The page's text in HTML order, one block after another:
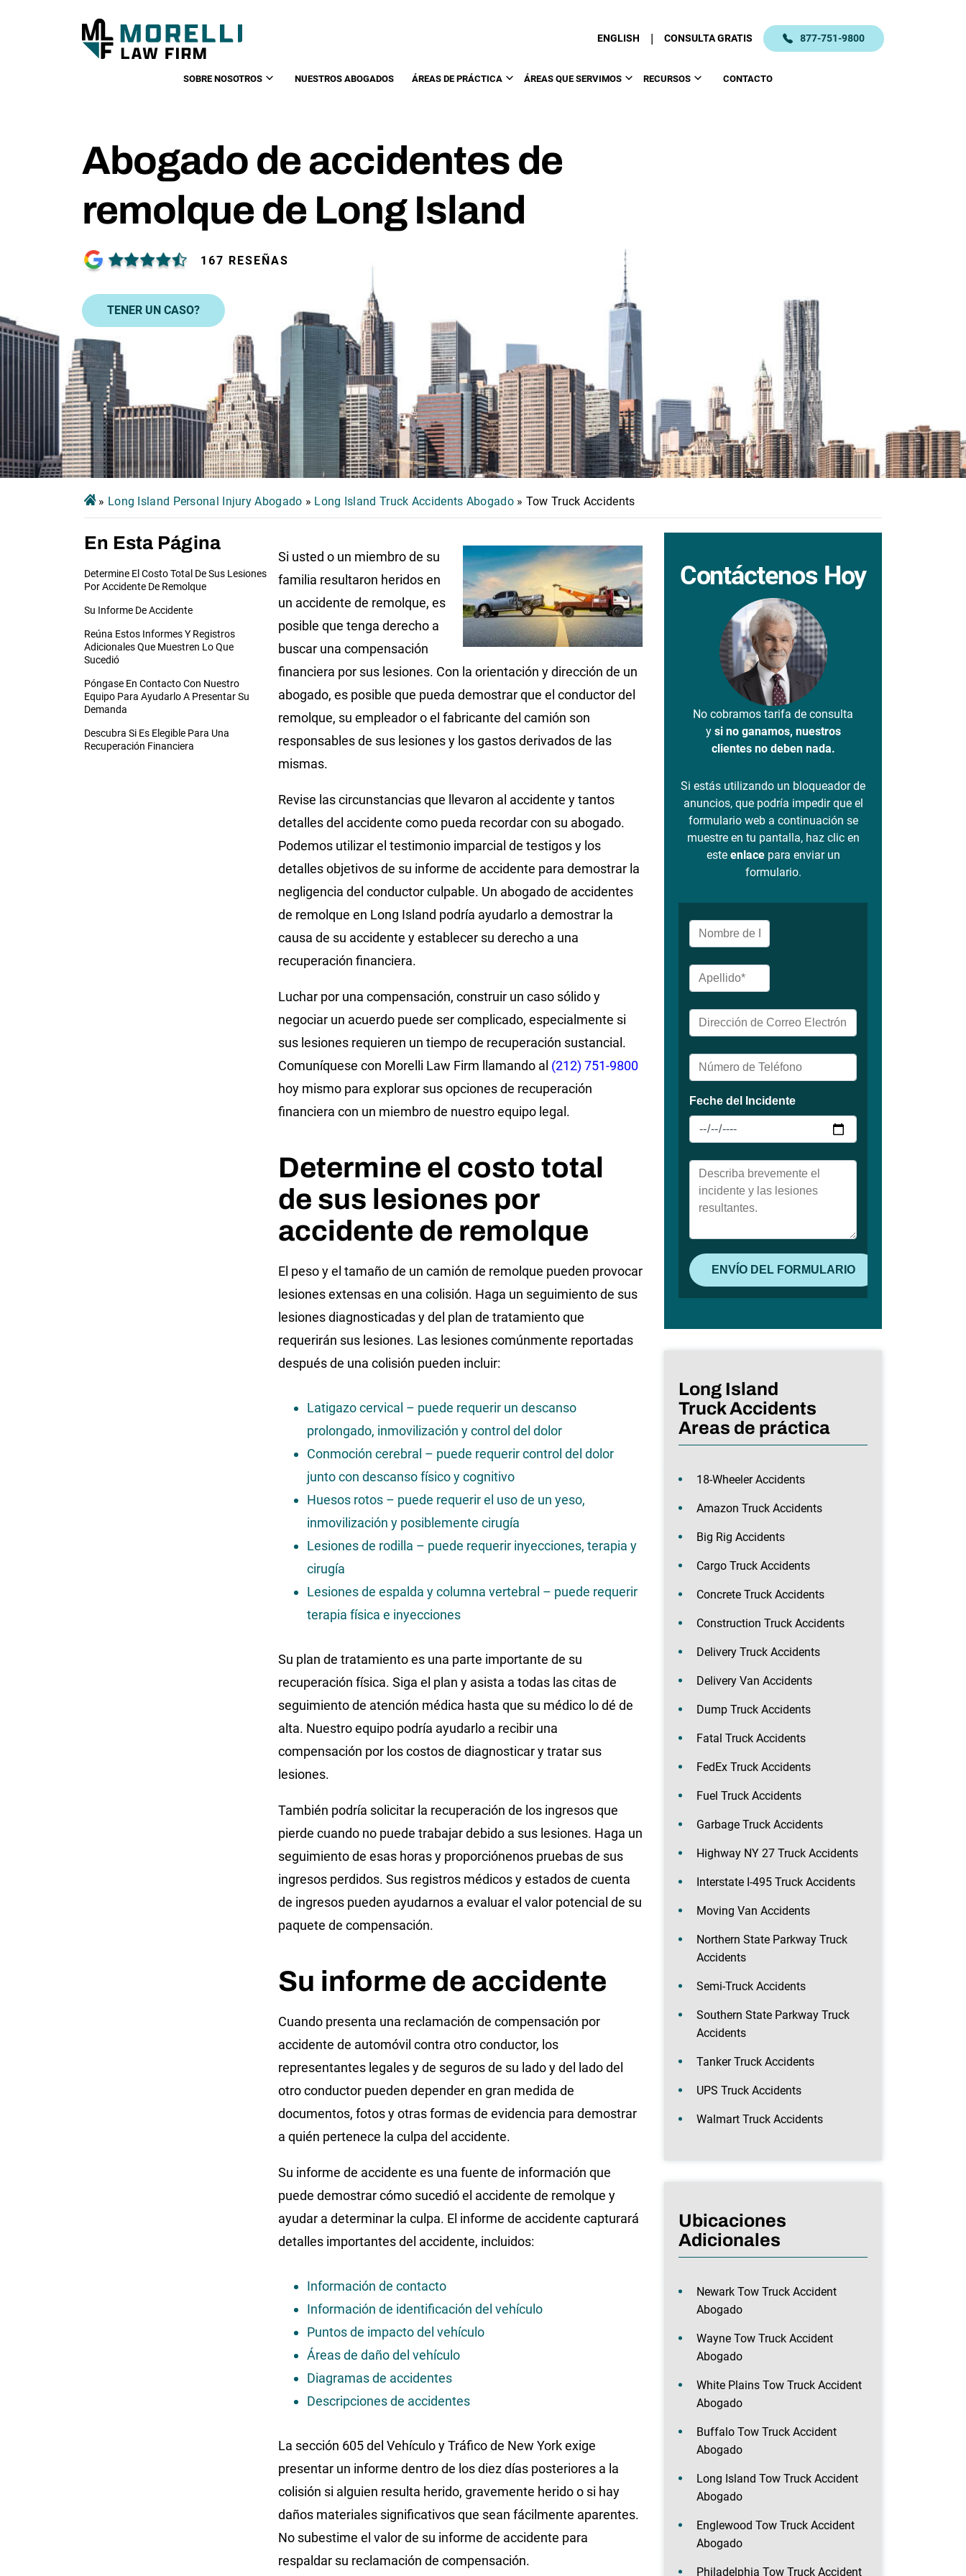
ENGLISH | CONSULTA GRATIS 877-751-9800
SOBRE NOSOTROS NUESTROS ABOGADOS ÁREAS DE PRÁCTICA ÁREAS QUE SERVIMOS RECURSOS CONTACTO
Abogado de accidentes de
remolque de Long Island
167 RESEÑAS
TENER UN CASO?
» Long Island Personal Injury Abogado » Long Island Truck Accidents Abogado» Tow Truck Accidents
En Esta Página
Determine El Costo Total De Sus Lesiones
Por Accidente De Remolque
Su Informe De Accidente
Reúna Estos Informes Y Registros
Adicionales Que Muestren Lo Que
Sucedió
Póngase En Contacto Con Nuestro
Equipo Para Ayudarlo A Presentar Su
Demanda
Descubra Si Es Elegible Para Una
Recuperación Financiera
Si usted o un miembro de su
familia resultaron heridos en
un accidente de remolque, es
posible que tenga derecho a
buscar una compensación
financiera por sus lesiones. Con la orientación y dirección de un
abogado, es posible que pueda demostrar que el conductor del
remolque, su empleador o el fabricante del camión son
responsables de sus lesiones y los gastos derivados de las
mismas.
Revise las circunstancias que llevaron al accidente y tantos
detalles del accidente como pueda recordar con su abogado.
Podemos utilizar el testimonio imparcial de testigos y los
detalles objetivos de su informe de accidente para demostrar la
negligencia del conductor culpable. Un abogado de accidentes
de remolque en Long Island podría ayudarlo a demostrar la
causa de su accidente y establecer su derecho a una
recuperación financiera.
Luchar por una compensación, construir un caso sólido y
negociar un acuerdo puede ser complicado, especialmente si
sus lesiones requieren un tiempo de recuperación sustancial.
Comuníquese con Morelli Law Firm llamando al (212) 751-9800
hoy mismo para explorar sus opciones de recuperación
financiera con un miembro de nuestro equipo legal.
Determine el costo total
de sus lesiones por
accidente de remolque
El peso y el tamaño de un camión de remolque pueden provocar
lesiones extensas en una colisión. Haga un seguimiento de sus
lesiones diagnosticadas y del plan de tratamiento que
requerirán sus lesiones. Las lesiones comúnmente reportadas
después de una colisión pueden incluir:
Latigazo cervical – puede requerir un descanso
prolongado, inmovilización y control del dolor
Conmoción cerebral – puede requerir control del dolor
junto con descanso físico y cognitivo
Huesos rotos – puede requerir el uso de un yeso,
inmovilización y posiblemente cirugía
Lesiones de rodilla – puede requerir inyecciones, terapia y
cirugía
Lesiones de espalda y columna vertebral – puede requerir
terapia física e inyecciones
Su plan de tratamiento es una parte importante de su
recuperación física. Siga el plan y asista a todas las citas de
seguimiento de atención médica hasta que su médico lo dé de
alta. Nuestro equipo podría ayudarlo a recibir una
compensación por los costos de diagnosticar y tratar sus
lesiones.
También podría solicitar la recuperación de los ingresos que
pierde cuando no puede trabajar debido a sus lesiones. Haga un
seguimiento de esas horas y proporciónenos pruebas de sus
ingresos perdidos. Sus registros médicos y estados de cuenta
de ingresos pueden ayudarnos a evaluar el valor potencial de su
paquete de compensación.
Su informe de accidente
Cuando presenta una reclamación de compensación por
accidente de automóvil contra otro conductor, los
representantes legales y de seguros de su lado y del lado del
otro conductor pueden depender en gran medida de
documentos, fotos y otras formas de evidencia para demostrar
a quién pertenece la culpa del accidente.
Su informe de accidente es una fuente de información que
puede demostrar cómo sucedió el accidente de remolque y
ayudar a determinar la culpa. El informe de accidente capturará
detalles importantes del accidente, incluidos:
Información de contacto
Información de identificación del vehículo
Puntos de impacto del vehículo
Áreas de daño del vehículo
Diagramas de accidentes
Descripciones de accidentes
La sección 605 del Vehículo y Tráfico de New York exige
presentar un informe dentro de los diez días posteriores a la
colisión si alguien resulta herido, gravemente herido o si hay
daños materiales significativos que sean fácilmente aparentes.
No subestime el valor de su informe de accidente para
respaldar su reclamación de compensación.
Contáctenos Hoy
No cobramos tarifa de consulta
y si no ganamos, nuestros
clientes no deben nada.
Si estás utilizando un bloqueador de
anuncios, que podría impedir que el
formulario web a continuación se
muestre en tu pantalla, haz clic en
este enlacepara enviar un
formulario.
Long Island
Truck Accidents
Areas de práctica
18-Wheeler Accidents
Amazon Truck Accidents
Big Rig Accidents
Cargo Truck Accidents
Concrete Truck Accidents
Construction Truck Accidents
Delivery Truck Accidents
Delivery Van Accidents
Dump Truck Accidents
Fatal Truck Accidents
FedEx Truck Accidents
Fuel Truck Accidents
Garbage Truck Accidents
Highway NY 27 Truck Accidents
Interstate I-495 Truck Accidents
Moving Van Accidents
Northern State Parkway Truck
Accidents
Semi-Truck Accidents
Southern State Parkway Truck
Accidents
Tanker Truck Accidents
UPS Truck Accidents
Walmart Truck Accidents
Ubicaciones
Adicionales
Newark Tow Truck Accident
Abogado
Wayne Tow Truck Accident
Abogado
White Plains Tow Truck Accident
Abogado
Buffalo Tow Truck Accident
Abogado
Long Island Tow Truck Accident
Abogado
Englewood Tow Truck Accident
Abogado
Philadelphia Tow Truck Accident